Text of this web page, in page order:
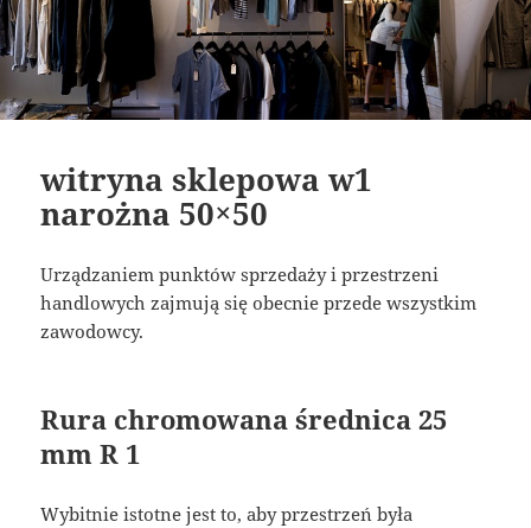
witryna sklepowa w1
narożna 50×50
Urządzaniem punktów sprzedaży i przestrzeni
handlowych zajmują się obecnie przede wszystkim
zawodowcy.
Rura chromowana średnica 25
mm R 1
Wybitnie istotne jest to, aby przestrzeń była